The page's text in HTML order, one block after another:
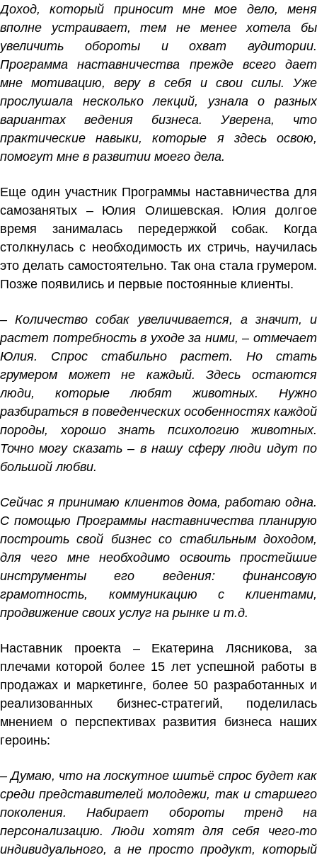
Доход, который приносит мне мое дело, меня
вполне устраивает, тем не менее хотела бы
увеличить обороты и охват аудитории.
Программа наставничества прежде всего дает
мне мотивацию, веру в себя и свои силы. Уже
прослушала несколько лекций, узнала о разных
вариантах ведения бизнеса. Уверена, что
практические навыки, которые я здесь освою,
помогут мне в развитии моего дела.
Еще один участник Программы наставничества для
самозанятых – Юлия Олишевская. Юлия долгое
время занималась передержкой собак. Когда
столкнулась с необходимость их стричь, научилась
это делать самостоятельно. Так она стала грумером.
Позже появились и первые постоянные клиенты.
– Количество собак увеличивается, а значит, и
растет потребность в уходе за ними, – отмечает
Юлия. Спрос стабильно растет. Но стать
грумером может не каждый. Здесь остаются
люди, которые любят животных. Нужно
разбираться в поведенческих особенностях каждой
породы, хорошо знать психологию животных.
Точно могу сказать – в нашу сферу люди идут по
большой любви.
Сейчас я принимаю клиентов дома, работаю одна.
С помощью Программы наставничества планирую
построить свой бизнес со стабильным доходом,
для чего мне необходимо освоить простейшие
инструменты его ведения: финансовую
грамотность, коммуникацию с клиентами,
продвижение своих услуг на рынке и т.д.
Наставник проекта – Екатерина Лясникова, за
плечами которой более 15 лет успешной работы в
продажах и маркетинге, более 50 разработанных и
реализованных бизнес-стратегий, поделилась
мнением о перспективах развития бизнеса наших
героинь:
– Думаю, что на лоскутное шитьё спрос будет как
среди представителей молодежи, так и старшего
поколения. Набирает обороты тренд на
персонализацию. Люди хотят для себя чего-то
индивидуального, а не просто продукт, который